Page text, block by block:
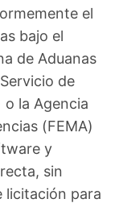
el
bajo el
de Aduanas
de
o la Agencia
(FEMA)
y
sin
licitación para